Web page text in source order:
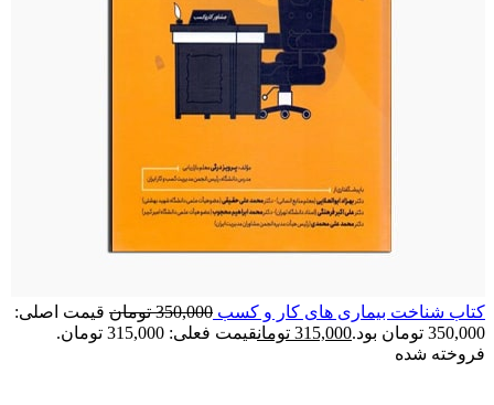
کتاب شناخت بیماری های کار و کسب 350,000 تومان قیمت اصلی:
350,000 تومان بود.
315,000 تومانقیمت فعلی: 315,000 تومان.
فروخته شده